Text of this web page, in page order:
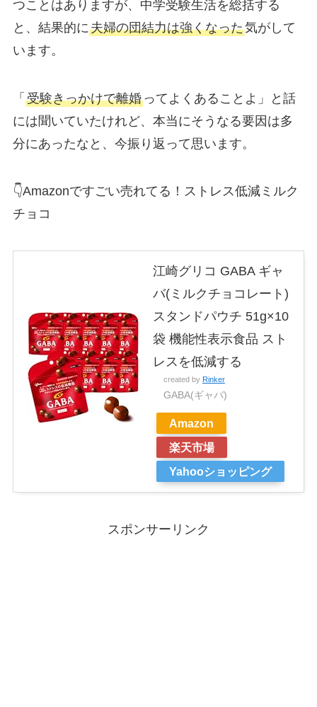
つことはありますが、中学受験生活を総括する
と、結果的に夫婦の団結力は強くなった気がして
います。
「 受験きっかけで離婚ってよくあることよ」と話
には聞いていたけれど、本当にそうなる要因は多
分にあったなと、今振り返って思います。
👇Amazonですごい売れてる！ストレス低減ミルク
チョコ
江崎グリコ GABA ギャ
バ(ミルクチョコレート)
スタンドパウチ 51g×10
袋 機能性表示食品 スト
レスを低減する
created by Rinker
GABA(ギャバ)
Amazon
楽天市場
Yahooショッピング
スポンサーリンク